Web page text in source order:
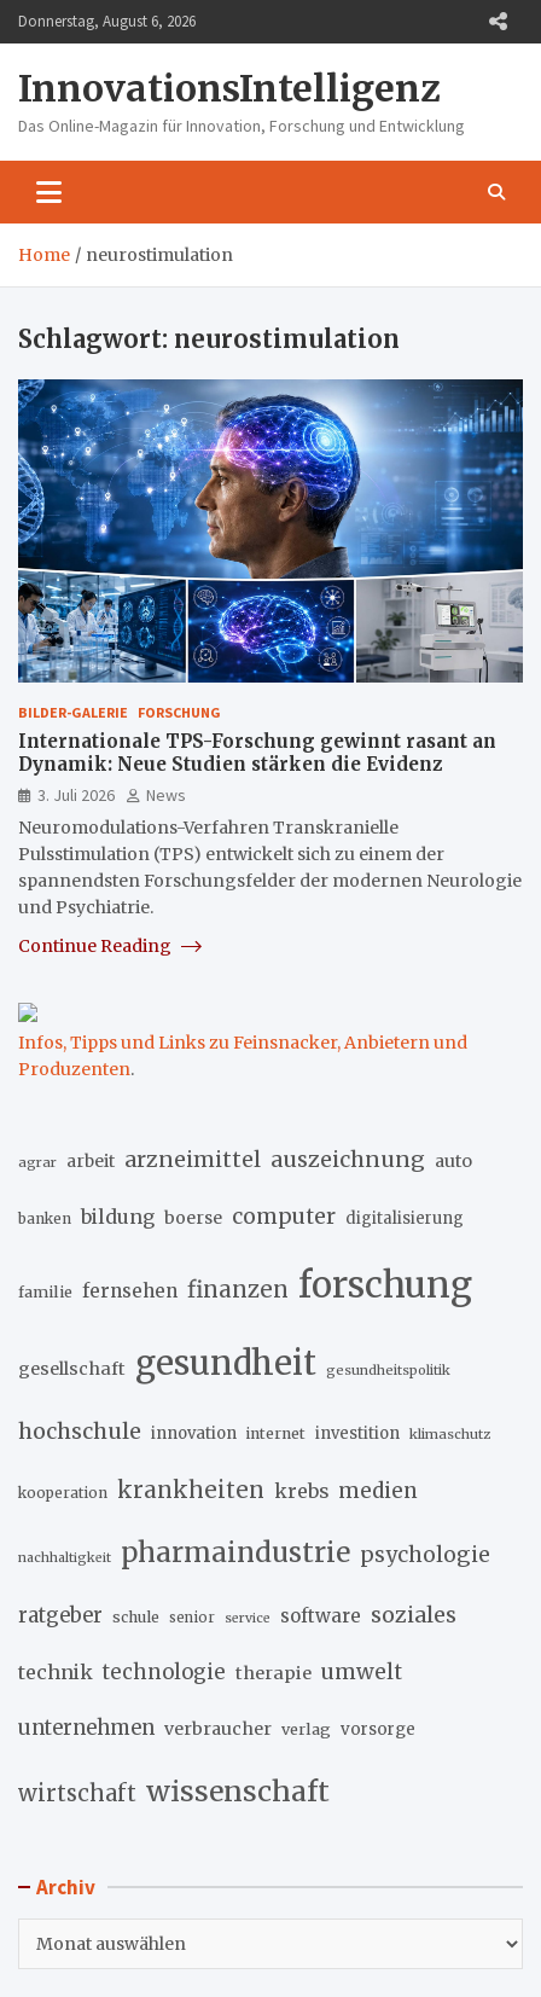
Skip
to
Donnerstag, August 6, 2026
InnovationsIntelligenz
Das Online-Magazin für Innovation, Forschung und Entwicklung
Home neurostimulation
Schlagwort: neurostimulation
BILDER-GALERIE FORSCHUNG
Internationale TPS-Forschung gewinnt rasant an
Dynamik: Neue Studien stärken die Evidenz
3. Juli 2026
News
Neuromodulations-Verfahren Transkranielle
Pulsstimulation (TPS) entwickelt sich zu einem der
spannendsten Forschungsfelder der modernen Neurologie
und Psychiatrie.
Continue Reading
Infos, Tipps und Links zu Feinsnacker, Anbietern und
Produzenten.
agrar arbeit arzneimittel auszeichnung auto
banken bildung boerse computer digitalisierung
familie fernsehen finanzen forschung
gesellschaft gesundheit gesundheitspolitik
hochschule innovation internet investition klimaschutz
kooperation krankheiten krebs medien
nachhaltigkeit pharmaindustrie psychologie
ratgeber schule senior service software soziales
technik technologie therapie umwelt
unternehmen verbraucher verlag vorsorge
wirtschaft wissenschaft
Archiv